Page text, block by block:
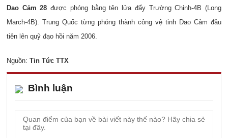
Dao Cảm 28 được phóng bằng tên lửa đẩy Trường Chinh-4B (Long
March-4B). Trung Quốc từng phóng thành công vệ tinh Dao Cảm đầu
tiên lên quỹ đạo hồi năm 2006.
Nguồn: Tin Tức TTX
Bình luận